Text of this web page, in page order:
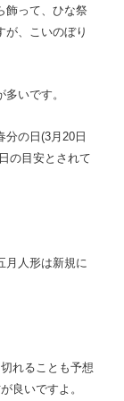
飾って、ひな祭
が、こいのぼり
いです。
分の日(3月20日
の目安とされて
月人形は新規に
れることも予想
良いですよ。